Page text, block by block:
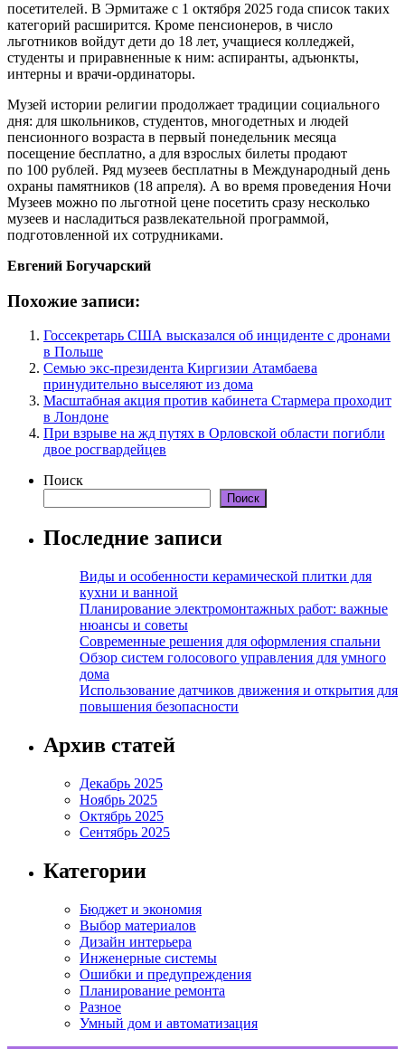
посетителей. В Эрмитаже с 1 октября 2025 года список таких
категорий расширится. Кроме пенсионеров, в число
льготников войдут дети до 18 лет, учащиеся колледжей,
студенты и приравненные к ним: аспиранты, адъюнкты,
интерны и врачи-ординаторы.
Музей истории религии продолжает традиции социального
дня: для школьников, студентов, многодетных и людей
пенсионного возраста в первый понедельник месяца
посещение бесплатно, а для взрослых билеты продают
по 100 рублей. Ряд музеев бесплатны в Международный день
охраны памятников (18 апреля). А во время проведения Ночи
Музеев можно по льготной цене посетить сразу несколько
музеев и насладиться развлекательной программой,
подготовленной их сотрудниками.
Евгений Богучарский
Похожие записи:
Госсекретарь США высказался об инциденте с дронами
в Польше
Семью экс-президента Киргизии Атамбаева
принудительно выселяют из дома
Масштабная акция против кабинета Стармера проходит
в Лондоне
При взрыве на жд путях в Орловской области погибли
двое росгвардейцев
Поиск
Поиск
Последние записи
Виды и особенности керамической плитки для
кухни и ванной
Планирование электромонтажных работ: важные
нюансы и советы
Современные решения для оформления спальни
Обзор систем голосового управления для умного
дома
Использование датчиков движения и открытия для
повышения безопасности
Архив статей
Декабрь 2025
Ноябрь 2025
Октябрь 2025
Сентябрь 2025
Категории
Бюджет и экономия
Выбор материалов
Дизайн интерьера
Инженерные системы
Ошибки и предупреждения
Планирование ремонта
Разное
Умный дом и автоматизация